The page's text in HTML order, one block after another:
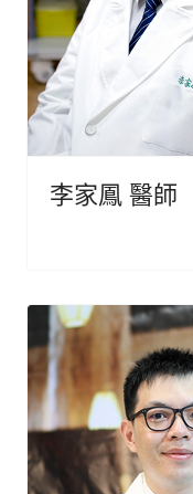
李家鳳 醫師